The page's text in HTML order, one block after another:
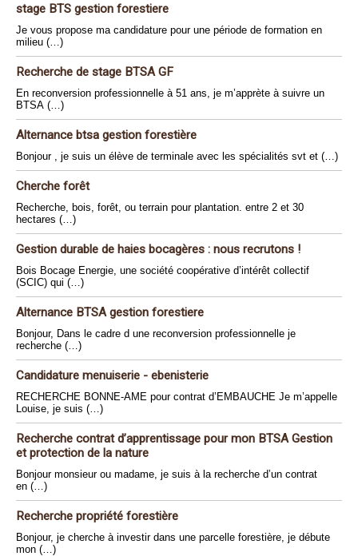
stage BTS gestion forestiere
Je vous propose ma candidature pour une période de formation en
milieu (…)
Recherche de stage BTSA GF
En reconversion professionnelle à 51 ans, je m’apprète à suivre un
BTSA (…)
Alternance btsa gestion forestière
Bonjour , je suis un élève de terminale avec les spécialités svt et (…)
Cherche forêt
Recherche, bois, forêt, ou terrain pour plantation. entre 2 et 30
hectares (…)
Gestion durable de haies bocagères : nous recrutons !
Bois Bocage Energie, une société coopérative d’intérêt collectif
(SCIC) qui (…)
Alternance BTSA gestion forestiere
Bonjour, Dans le cadre d une reconversion professionnelle je
recherche (…)
Candidature menuiserie - ebenisterie
RECHERCHE BONNE-AME pour contrat d’EMBAUCHE Je m’appelle
Louise, je suis (…)
Recherche contrat d’apprentissage pour mon BTSA Gestion
et protection de la nature
Bonjour monsieur ou madame, je suis à la recherche d’un contrat
en (…)
Recherche propriété forestière
Bonjour, je cherche à investir dans une parcelle forestière, je débute
mon (…)